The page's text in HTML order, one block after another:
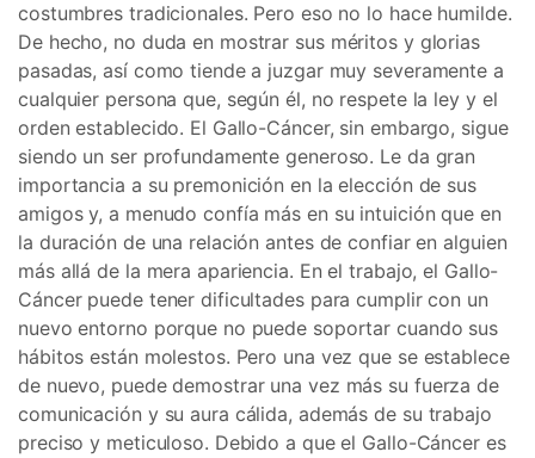
costumbres tradicionales. Pero eso no lo hace humilde.
De hecho, no duda en mostrar sus méritos y glorias
pasadas, así como tiende a juzgar muy severamente a
cualquier persona que, según él, no respete la ley y el
orden establecido. El Gallo-Cáncer, sin embargo, sigue
siendo un ser profundamente generoso. Le da gran
importancia a su premonición en la elección de sus
amigos y, a menudo confía más en su intuición que en
la duración de una relación antes de confiar en alguien
más allá de la mera apariencia. En el trabajo, el Gallo-
Cáncer puede tener dificultades para cumplir con un
nuevo entorno porque no puede soportar cuando sus
hábitos están molestos. Pero una vez que se establece
de nuevo, puede demostrar una vez más su fuerza de
comunicación y su aura cálida, además de su trabajo
preciso y meticuloso. Debido a que el Gallo-Cáncer es